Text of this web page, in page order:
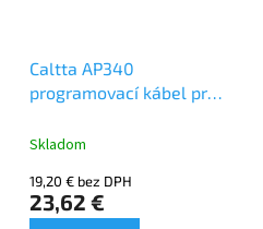
Caltta AP340
programovací kábel pre
PH600, PH660
Skladom
19,20 € bez DPH
23,62 €